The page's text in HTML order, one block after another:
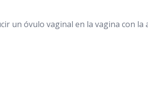
un óvulo vaginal en la vagina con la